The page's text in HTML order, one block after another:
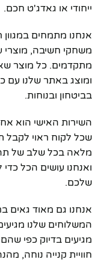
ייחודי או גאדג'ט חכם.
אנחנו מתמחים
משחקי חשיבה, מוצרי
מתקדמים. כל מוצר
ומוצג באתר שלנו עם
בביטחון ובנוחות.
השירות האישי הוא
שכל לקוח ראוי לקבל
מלאה בכל שלב של
ואנחנו עושים הכל
שלכם.
אנחנו גם מאוד גאים
המשלוחים שלנו
מגיעים בדיוק כפי
חוויית קנייה נוחה,